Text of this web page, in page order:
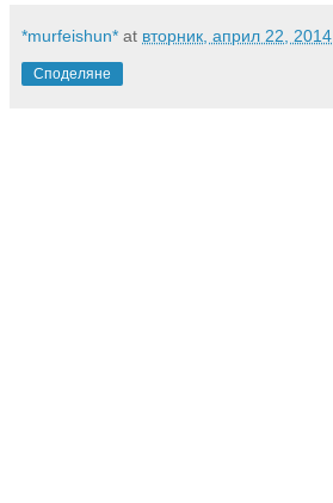
*murfeishun* at вторник, април 22, 2014
Споделяне